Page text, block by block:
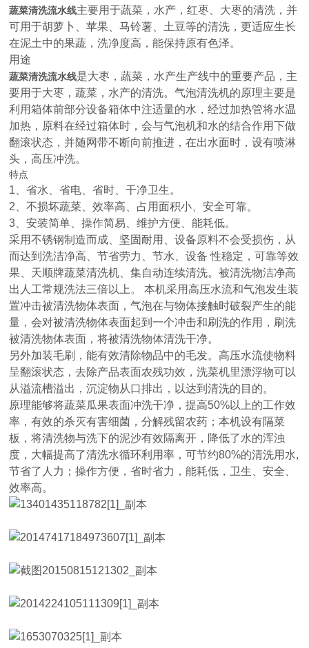
蔬菜清洗流水线主要用于蔬菜，水产，红枣、大枣的清洗，并
可用于胡萝卜、苹果、马铃薯、土豆等的清洗，更适应生长
在泥土中的果蔬，洗净度高，能保持原有色泽。
用途
蔬菜清洗流水线是大枣，蔬菜，水产生产线中的重要产品，主
要用于大枣，蔬菜，水产的清洗。气泡清洗机的原理主要是
利用箱体前部分设备箱体中注适量的水，经过加热管将水温
加热，原料在经过箱体时，会与气泡机和水的结合作用下做
翻滚状态，并随网带不断向前推进，在出水面时，设有喷淋
头，高压冲洗。
特点
1、省水、省电、省时、干净卫生。
2、不损坏蔬菜、效率高、占用面积小、安全可靠。
3、安装简单、操作简易、维护方便、能耗低。
采用不锈钢制造而成、坚固耐用、设备原料不会受损伤，从
而达到洗洁净高、节省劳力、节水、设备 性稳定，可靠等效
果、天顺牌蔬菜清洗机、集自动连续清洗。被清洗物洁净高
出人工常规洗法三倍以上。 本机采用高压水流和气泡发生装
置冲击被清洗物体表面，气泡在与物体接触时破裂产生的能
量，会对被清洗物体表面起到一个冲击和刷洗的作用，刷洗
被清洗物体表面，将被清洗物体清洗干净。
另外加装毛刷，能有效清除物品中的毛发。高压水流使物料
呈翻滚状态，去除产品表面农残功效，洗菜机里漂浮物可以
从溢流槽溢出，沉淀物从口排出，以达到清洗的目的。
原理能够将蔬菜瓜果表面冲洗干净，提高50%以上的工作效
率，有效的杀灭有害细菌，分解残留农药；本机设有隔菜
板，将清洗物与洗下的泥沙有效隔离开，降低了水的浑浊
度，大幅提高了清洗水循环利用率，可节约80%的清洗用水,
节省了人力；操作方便，省时省力，能耗低，卫生、安全、
效率高。